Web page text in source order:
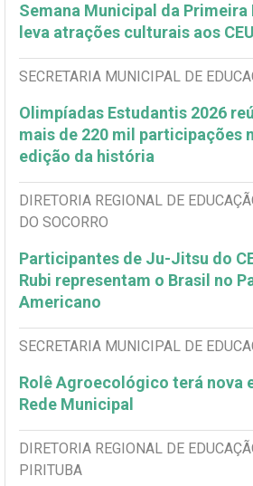
Semana Municipal da Primeira
leva atrações culturais aos
SECRETARIA MUNICIPAL DE
Olimpíadas Estudantis 2026
mais de 220 mil participações
edição da história
DIRETORIA REGIONAL DE
DO SOCORRO
Participantes de Ju-Jitsu do
Rubi representam o Brasil no
Americano
SECRETARIA MUNICIPAL DE
Rolê Agroecológico terá nova
Rede Municipal
DIRETORIA REGIONAL DE
PIRITUBA